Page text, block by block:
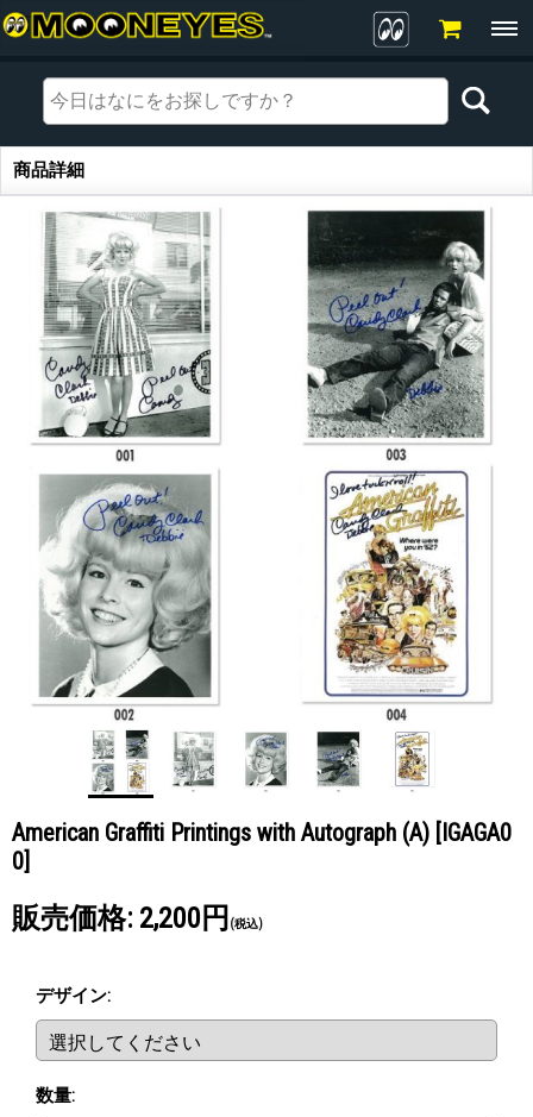
商品詳細
商品詳細
American Graffiti Printings with Autograph (A) [IGAGA0
0]
販売価格: 2,200円 (税込)
デザイン:
数量: